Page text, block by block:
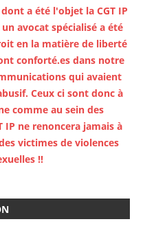
a été l'objet la CGT IP
avocat spécialisé a été
en la matière de liberté
conforté.es dans notre
qui avaient
Ceux ci sont donc à
comme au sein des
IP ne renoncera jamais à
victimes de violences
!!